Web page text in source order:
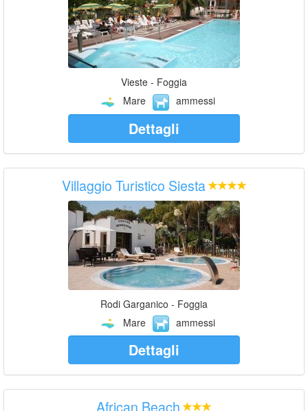
Vieste - Foggia
Mare
ammessi
Dettagli
Villaggio Turistico Siesta
Rodi Garganico - Foggia
Mare
ammessi
Dettagli
African Beach